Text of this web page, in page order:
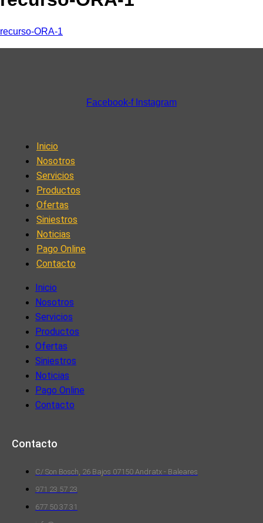
recurso-ORA-1
Facebook-f Instagram
Inicio
Nosotros
Servicios
Productos
Ofertas
Siniestros
Noticias
Pago Online
Contacto
Inicio
Nosotros
Servicios
Productos
Ofertas
Siniestros
Noticias
Pago Online
Contacto
Contacto
C/ Son Bosch, 26 Bajos 07150 Andratx - Baleares
971 23 57 23
677 50 37 31